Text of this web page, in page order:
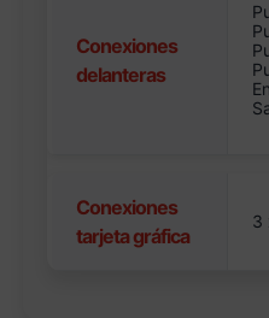
Conexiones
delanteras
Conexiones
tarjeta gráfica
3